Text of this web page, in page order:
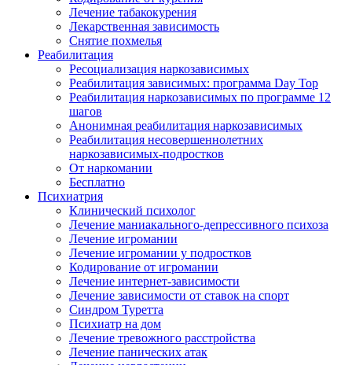
Лечение табакокурения
Лекарственная зависимость
Снятие похмелья
Реабилитация
Ресоциализация наркозависимых
Реабилитация зависимых: программа Day Top
Реабилитация наркозависимых по программе 12
шагов
Анонимная реабилитация наркозависимых
Реабилитация несовершеннолетних
наркозависимых-подростков
От наркомании
Бесплатно
Психиатрия
Клинический психолог
Лечение маниакального-депрессивного психоза
Лечение игромании
Лечение игромании у подростков
Кодирование от игромании
Лечение интернет-зависимости
Лечение зависимости от ставок на спорт
Синдром Туретта
Психиатр на дом
Лечение тревожного расстройства
Лечение панических атак